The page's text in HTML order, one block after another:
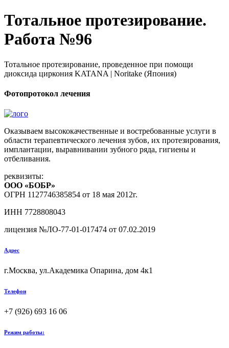
Тотальное протезирование.
Работа №96
Тотальное протезирование, проведенное при помощи
диоксида циркония KATANA | Noritake (Япония)
Фотопротокол лечения
Оказываем высококачественные и востребованные услуги в
области терапевтического лечения зубов, их протезирования,
имплантации, выравнивании зубного ряда, гигиены и
отбеливания.
реквизиты:
ООО «БОБР»
ОГРН 1127746385854 от 18 мая 2012г.
ИНН 7728808043
лицензия №ЛО-77-01-017474 от 07.02.2019
Адрес
г.Москва, ул.Академика Опарина, дом 4к1
Телефон
+7 (926) 693 16 06
Режим работы: